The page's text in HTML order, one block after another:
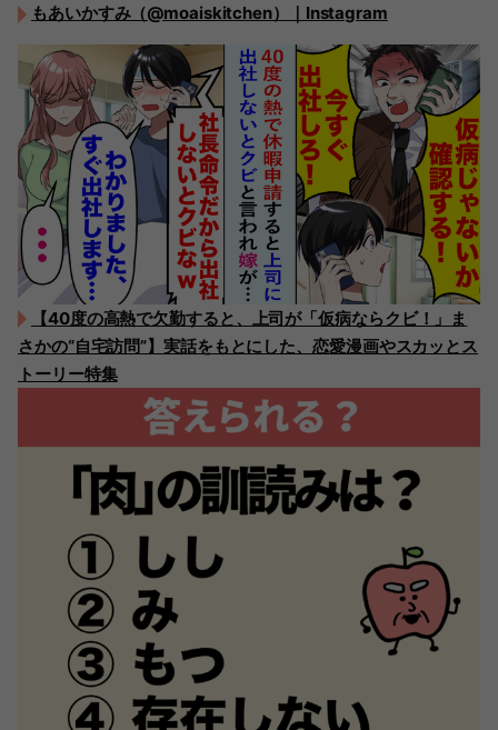
もあいかすみ（@moaiskitchen）｜Instagram
【40度の高熱で欠勤すると、上司が「仮病ならクビ！」ま
さかの“自宅訪問”】実話をもとにした、恋愛漫画やスカッとス
トーリー特集